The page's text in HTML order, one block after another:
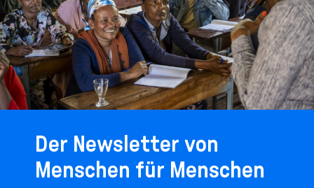
Der Newsletter von
Menschen für Menschen